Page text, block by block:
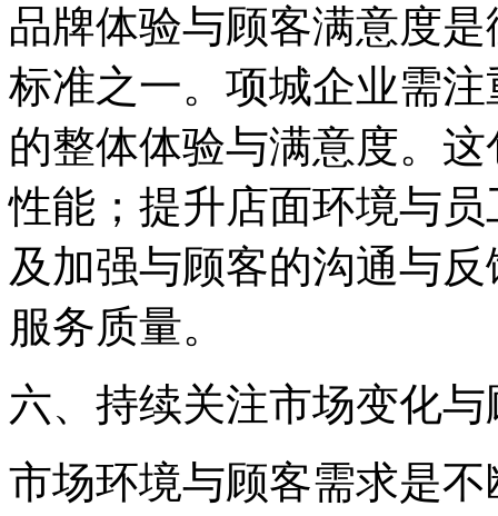
品牌体验与顾客满意度
标准之一。项城企业需
的整体体验与满意度。
性能；提升店面环境与
及加强与顾客的沟通与
服务质量。
六、持续关注市场变化
市场环境与顾客需求是